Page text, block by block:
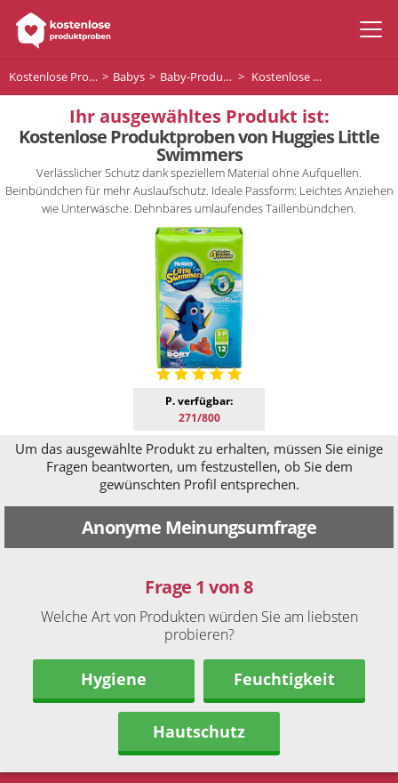
Kostenlose Produktproben Babys Baby-Produckte Kostenlose Produktproben von Huggies Little Swimmers
Ihr ausgewähltes Produkt ist:
Kostenlose Produktproben von Huggies Little
Swimmers
Verlässlicher Schutz dank speziellem Material ohne Aufquellen.
Beinbündchen für mehr Auslaufschutz. Ideale Passform: Leichtes Anziehen
wie Unterwäsche. Dehnbares umlaufendes Taillenbündchen.
P. verfügbar:
271/800
Anonyme Meinungsumfrage
Um das ausgewählte Produkt zu erhalten, müssen Sie einige
Fragen beantworten, um festzustellen, ob Sie dem
gewünschten Profil entsprechen.
Frage 1 von 8
Welche Art von Produkten würden Sie am liebsten
probieren?
Hygiene Feuchtigkeit
Hautschutz